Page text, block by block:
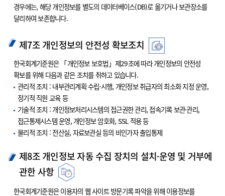
경우에는, 해당 개인정보를 별도의 데이터베이스(DB)로 옮기거나 보관장소를
달리하여 보존합니다.
제7조 개인정보의 안전성 확보조치
한국회계기준원은 「개인정보 보호법」제29조에 따라 개인정보의 안전성
확보를 위해 다음과 같은 조치를 취하고 있습니다.
관리적 조치 : 내부관리계획 수립·시행, 개인정보 취급자의 최소화 지정 운영,
정기적 직원 교육 등
기술적 조치 : 개인정보처리시스템의 접근권한 관리, 접속기록 보관·관리,
접근통제시스템 운영, 개인정보 암호화, SSL 적용 등
물리적 조치 : 전산실, 자료보관실 등의 비인가자 출입통제
제8조 개인정보 자동 수집 장치의 설치·운영 및 거부에
관한 사항
한국회계기준원은 이용자의 웹 사이트 방문기록 파악을 위해 이용정보를